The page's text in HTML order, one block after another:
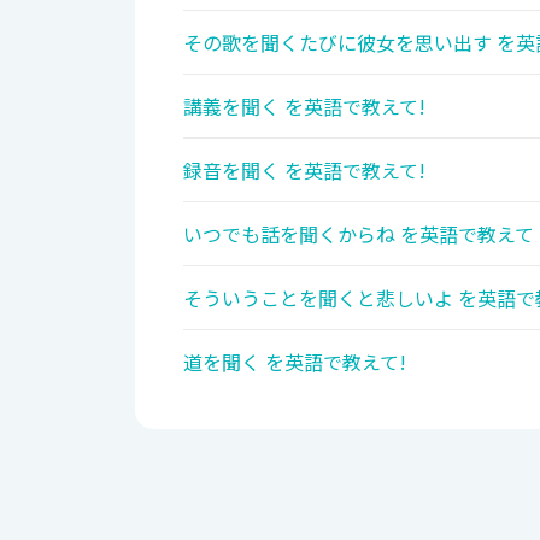
その歌を聞くたびに彼女を思い出す を
講義を聞く を英語で教えて!
録音を聞く を英語で教えて!
いつでも話を聞くからね を英語で教えて
そういうことを聞くと悲しいよ を英語で
道を聞く を英語で教えて!